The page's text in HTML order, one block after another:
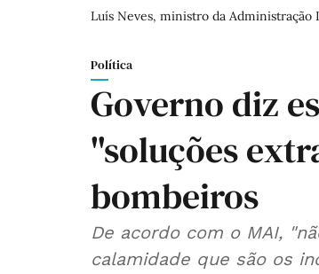
Luís Neves, ministro da Administração
Política
Governo diz
"soluções
bombeiros
De acordo com o MAI,
calamidade que são os